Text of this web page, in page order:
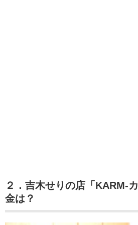
２．吉木せりの店「KARM‐
金は？